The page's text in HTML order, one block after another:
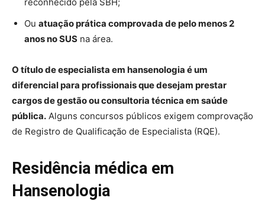
Ou atuação prática comprovada de pelo menos 2
anos no SUS na área.
O título de especialista em hansenologia é um
diferencial para profissionais que desejam prestar
cargos de gestão ou consultoria técnica em saúde
pública. Alguns concursos públicos exigem comprovação
de Registro de Qualificação de Especialista (RQE).
Residência médica em
Hansenologia